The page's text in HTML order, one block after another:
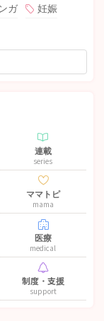
ガ
妊娠
連載
series
ママトピ
mama
医療
medical
制度・支援
support